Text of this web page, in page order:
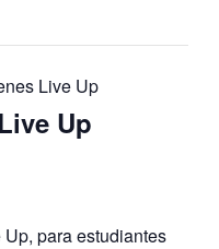
Live Up
Up
para estudiantes